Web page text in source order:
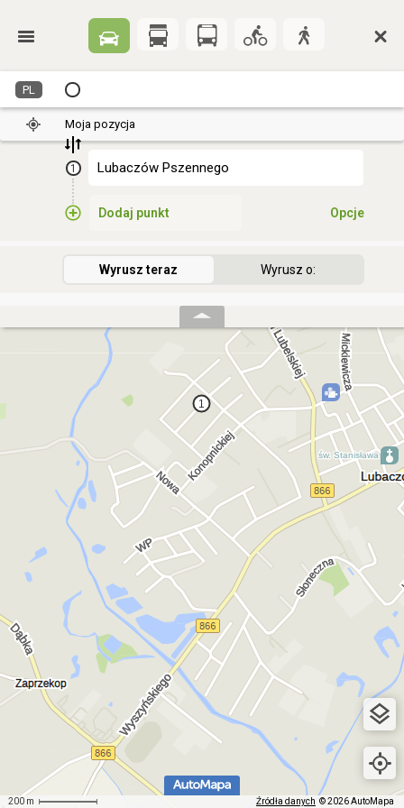
200 m Źródła danych © 2026 AutoMapa
PL
Moja pozycja
1
Dodaj punkt Opcje
Wyrusz teraz Wyrusz o: